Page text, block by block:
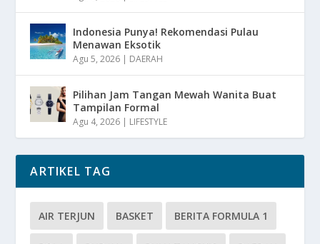
Indonesia Punya! Rekomendasi Pulau
Menawan Eksotik
Agu 5, 2026 | DAERAH
Pilihan Jam Tangan Mewah Wanita Buat
Tampilan Formal
Agu 4, 2026 | LIFESTYLE
ARTIKEL TAG
AIR TERJUN BASKET BERITA FORMULA 1